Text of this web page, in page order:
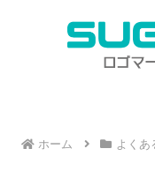
ホーム よくあ